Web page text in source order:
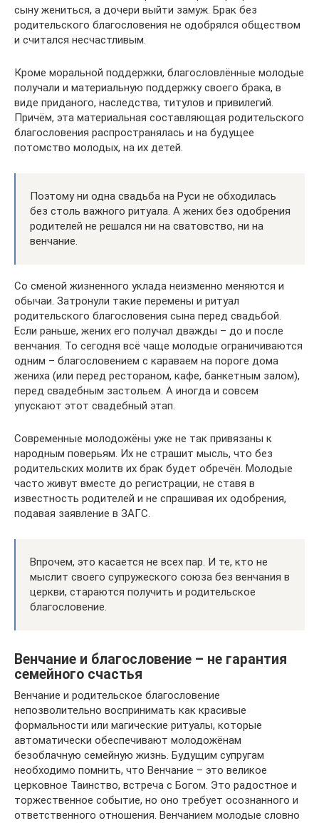
сыну жениться, а дочери выйти замуж. Брак без
родительского благословения не одобрялся обществом
и считался несчастливым.
Кроме моральной поддержки, благословлённые молодые
получали и материальную поддержку своего брака, в
виде приданого, наследства, титулов и привилегий.
Причём, эта материальная составляющая родительского
благословения распространялась и на будущее
потомство молодых, на их детей.
Поэтому ни одна свадьба на Руси не обходилась
без столь важного ритуала. А жених без одобрения
родителей не решался ни на сватовство, ни на
венчание.
Со сменой жизненного уклада неизменно меняются и
обычаи. Затронули такие перемены и ритуал
родительского благословения сына перед свадьбой.
Если раньше, жених его получал дважды – до и после
венчания. То сегодня всё чаще молодые ограничиваются
одним – благословением с караваем на пороге дома
жениха (или перед рестораном, кафе, банкетным залом),
перед свадебным застольем. А иногда и совсем
упускают этот свадебный этап.
Современные молодожёны уже не так привязаны к
народным поверьям. Их не страшит мысль, что без
родительских молитв их брак будет обречён. Молодые
часто живут вместе до регистрации, не ставя в
известность родителей и не спрашивая их одобрения,
подавая заявление в ЗАГС.
Впрочем, это касается не всех пар. И те, кто не
мыслит своего супружеского союза без венчания в
церкви, стараются получить и родительское
благословение.
Венчание и благословение – не гарантия
семейного счастья
Венчание и родительское благословение
непозволительно воспринимать как красивые
формальности или магические ритуалы, которые
автоматически обеспечивают молодожёнам
безоблачную семейную жизнь. Будущим супругам
необходимо помнить, что Венчание – это великое
церковное Таинство, встреча с Богом. Это радостное и
торжественное событие, но оно требует осознанного и
ответственного отношения. Венчанием молодые словно